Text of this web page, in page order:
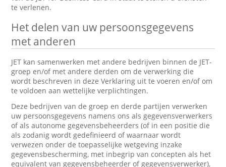
te verlenen.
Het delen van uw persoonsgegevens
met anderen
JET kan samenwerken met andere bedrijven binnen de JET-
groep en/of met andere derden om de verwerking die
wordt beschreven in deze Verklaring uit te voeren en/of om
te voldoen aan wettelijke verplichtingen.
Deze bedrijven van de groep en derde partijen verwerken
uw persoonsgegevens namens ons als gegevensverwerkers
of als autonome gegevensbeheerders (of in een positie die
als zodanig wordt gedefinieerd of waarnaar wordt
verwezen onder de toepasselijke wetgeving inzake
gegevensbescherming, met inbegrip van concepten als het
equivalent van gegevensbeheerder of gegevensverwerker),